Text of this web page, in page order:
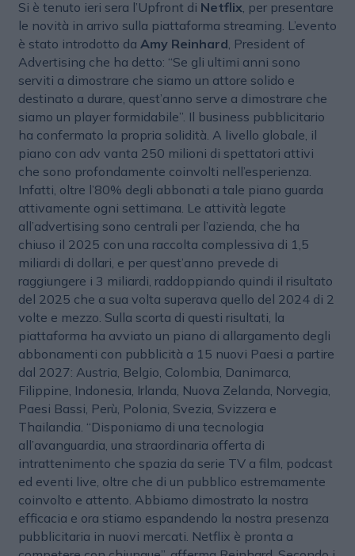
Si è tenuto ieri sera l’Upfront di Netflix , per presentare
le novità in arrivo sulla piattaforma streaming. L’evento
è stato introdotto da Amy Reinhard , President of
Advertising che ha detto: “Se gli ultimi anni sono
serviti a dimostrare che siamo un attore solido e
destinato a durare, quest’anno serve a dimostrare che
siamo un player formidabile”. Il business pubblicitario
ha confermato la propria solidità. A livello globale, il
piano con adv vanta 250 milioni di spettatori attivi
che sono profondamente coinvolti nell’esperienza.
Infatti, oltre l’80% degli abbonati a tale piano guarda
attivamente ogni settimana. Le attività legate
all’advertising sono centrali per l’azienda, che ha
chiuso il 2025 con una raccolta complessiva di 1,5
miliardi di dollari, e per quest’anno prevede di
raggiungere i 3 miliardi, raddoppiando quindi il risultato
del 2025 che a sua volta superava quello del 2024 di 2
volte e mezzo. Sulla scorta di questi risultati, la
piattaforma ha avviato un piano di allargamento degli
abbonamenti con pubblicità a 15 nuovi Paesi a partire
dal 2027: Austria, Belgio, Colombia, Danimarca,
Filippine, Indonesia, Irlanda, Nuova Zelanda, Norvegia,
Paesi Bassi, Perù, Polonia, Svezia, Svizzera e
Thailandia. “Disponiamo di una tecnologia
all’avanguardia, una straordinaria offerta di
intrattenimento che spazia da serie TV a film, podcast
ed eventi live, oltre che di un pubblico estremamente
coinvolto e attento. Abbiamo dimostrato la nostra
efficacia e ora stiamo espandendo la nostra presenza
pubblicitaria in nuovi mercati. Netflix è pronta a